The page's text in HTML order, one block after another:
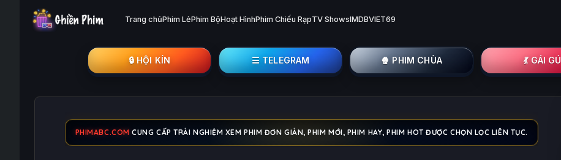
Trang chủPhim LẻPhim BộHoạt HìnhPhim Chiếu RạpTV ShowsIMDBVIET69
🔒︎ HỘI KÍN ☰ TELEGRAM 🍿 PHIM CHÙA 💃 GÁI GÚ
PHIMABC.COM CUNG CẤP TRẢI NGHIỆM XEM PHIM ĐƠN GIẢN, PHIM MỚI, PHIM HAY, PHIM HOT ĐƯỢC CHỌN LỌC LIÊN TỤC.